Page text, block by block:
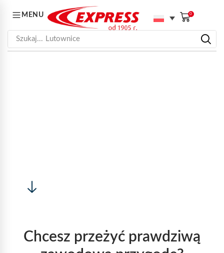
MENU 0
Szukaj... Lutownice
Chcesz przeżyć prawdziwą